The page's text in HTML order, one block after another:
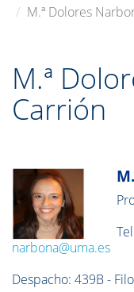
M.ª Dolores
M.ª
Carrión
narbona@uma.es
Despacho: 439B -